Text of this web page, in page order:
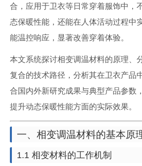
合，应用于卫衣等日常穿着服饰中，
态保暖性能，还能在人体活动过程中
能温控响应，显著改善穿着体验。
本文系统探讨相变调温材料的原理、
复合的技术路径，分析其在卫衣产品
合国内外新研究成果与典型产品参数
提升动态保暖性能方面的实际效果。
一、相变调温材料的基本原
1.1 相变材料的工作机制